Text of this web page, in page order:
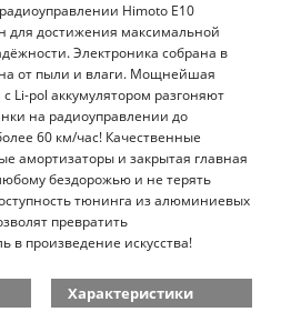
Himoto E10
для достижения максимальной
Электроника собрана в
от пыли и влаги. Мощнейшая
Li-pol аккумулятором разгоняют
на радиоуправлении до
60 км/час! Качественные
амортизаторы и закрытая главная
бездорожью и не терять
тюнинга из алюминиевых
превратить
в произведение искусства!
Характеристики